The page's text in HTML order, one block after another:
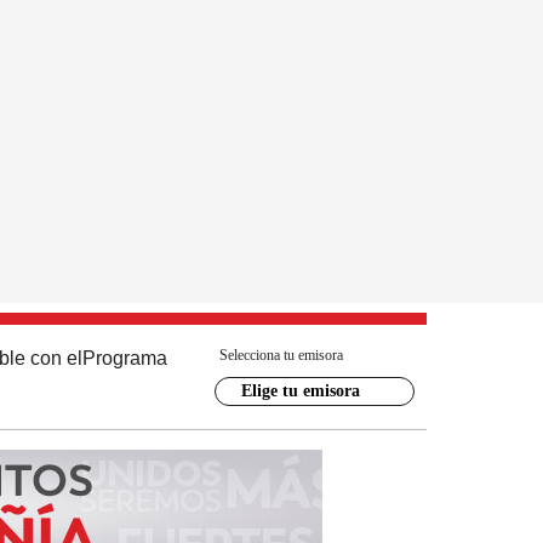
con el Programa Selecciona tu emisora
Elige tu emisora